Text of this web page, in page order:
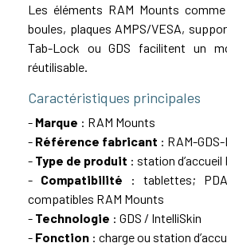
Les éléments RAM Mounts
boules, plaques AMPS/VESA,
Tab-Lock ou GDS facilitent un
réutilisable.
Caractéristiques principales
- Marque : RAM Mounts
- Référence fabricant : RAM-
- Type de produit : station d’accueil
- Compatibilité : tablettes;
compatibles RAM Mounts
- Technologie : GDS / IntelliSkin
- Fonction : charge ou station